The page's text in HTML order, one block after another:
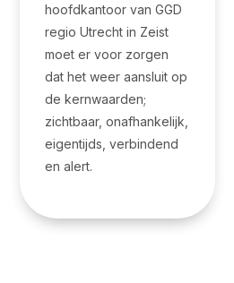
hoofdkantoor van GGD
regio Utrecht in Zeist
moet er voor zorgen
dat het weer aansluit op
de kernwaarden;
zichtbaar, onafhankelijk,
eigentijds, verbindend
en alert.